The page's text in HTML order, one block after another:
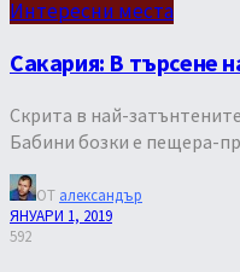
Интересни места
Сакария: В търсене
Скрита в най-
Бабини бозки е пещера-
ОТ александър
ЯНУАРИ 1, 2019
592